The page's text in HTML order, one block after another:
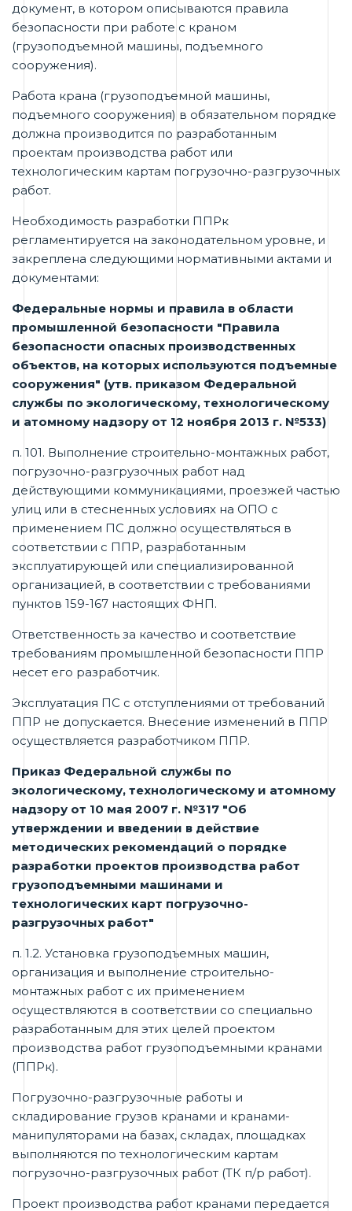
документ, в котором описываются правила
безопасности при работе с краном
(грузоподъемной машины, подъемного
сооружения).
Работа крана (грузоподъемной машины,
подъемного сооружения) в обязательном порядке
должна производится по разработанным
проектам производства работ или
технологическим картам погрузочно-разгрузочных
работ.
Необходимость разработки ППРк
регламентируется на законодательном уровне, и
закреплена следующими нормативными актами и
документами:
Федеральные нормы и правила в области
промышленной безопасности "Правила
безопасности опасных производственных
объектов, на которых используются подъемные
сооружения" (утв. приказом Федеральной
службы по экологическому, технологическому
и атомному надзору от 12 ноября 2013 г. №533)
п. 101. Выполнение строительно-монтажных работ,
погрузочно-разгрузочных работ над
действующими коммуникациями, проезжей частью
улиц или в стесненных условиях на ОПО с
применением ПС должно осуществляться в
соответствии с ППР, разработанным
эксплуатирующей или специализированной
организацией, в соответствии с требованиями
пунктов 159-167 настоящих ФНП.
Ответственность за качество и соответствие
требованиям промышленной безопасности ППР
несет его разработчик.
Эксплуатация ПС с отступлениями от требований
ППР не допускается. Внесение изменений в ППР
осуществляется разработчиком ППР.
Приказ Федеральной службы по
экологическому, технологическому и атомному
надзору от 10 мая 2007 г. №317 "Об
утверждении и введении в действие
методических рекомендаций о порядке
разработки проектов производства работ
грузоподъемными машинами и
технологических карт погрузочно-
разгрузочных работ"
п. 1.2. Установка грузоподъемных машин,
организация и выполнение строительно-
монтажных работ с их применением
осуществляются в соответствии со специально
разработанным для этих целей проектом
производства работ грузоподъемными кранами
(ППРк).
Погрузочно-разгрузочные работы и
складирование грузов кранами и кранами-
манипуляторами на базах, складах, площадках
выполняются по технологическим картам
погрузочно-разгрузочных работ (ТК п/р работ).
Проект производства работ кранами передается